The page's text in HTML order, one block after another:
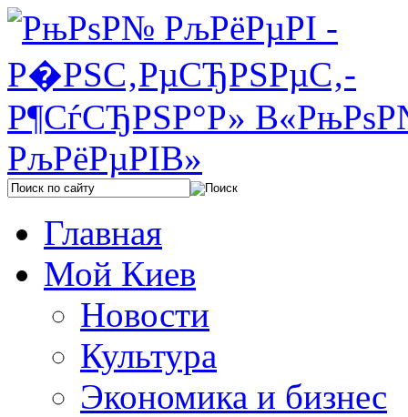
Главная
Мой Киев
Новости
Культура
Экономика и бизнес